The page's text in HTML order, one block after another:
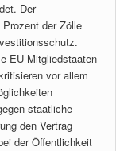
Der
der Zölle
EU-Mitgliedstaaten
vor allem
staatliche
den Vertrag
der Öffentlichkeit